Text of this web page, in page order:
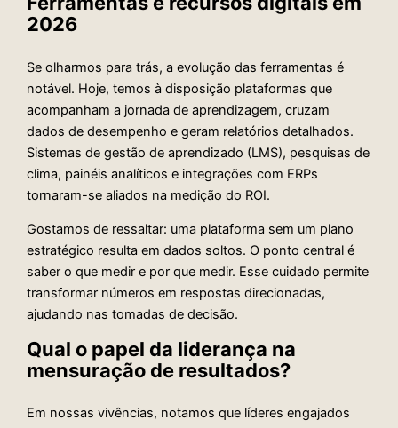
2026
Se olharmos para trás, a evolução das ferramentas é
notável. Hoje, temos à disposição plataformas que
acompanham a jornada de aprendizagem, cruzam
dados de desempenho e geram relatórios detalhados.
Sistemas de gestão de aprendizado (LMS), pesquisas de
clima, painéis analíticos e integrações com ERPs
tornaram-se aliados na medição do ROI.
Gostamos de ressaltar: uma plataforma sem um plano
estratégico resulta em dados soltos. O ponto central é
saber o que medir e por que medir. Esse cuidado permite
transformar números em respostas direcionadas,
ajudando nas tomadas de decisão.
Qual o papel da liderança na
mensuração de resultados?
Em nossas vivências, notamos que líderes engajados